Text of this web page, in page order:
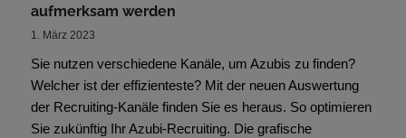
aufmerksam werden
1. März 2023
Sie nutzen verschiedene Kanäle, um Azubis zu finden?
Welcher ist der effizienteste? Mit der neuen Auswertung
der Recruiting-Kanäle finden Sie es heraus. So optimieren
Sie zukünftig Ihr Azubi-Recruiting. Die grafische